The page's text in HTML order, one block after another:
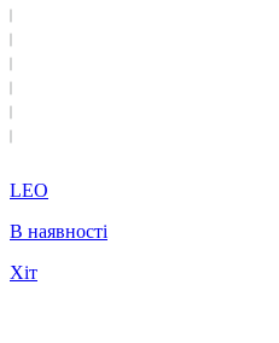
LEO
В наявності
Хіт